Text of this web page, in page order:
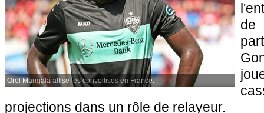
Orel Mangala attise les convoitises en France.
de
projections dans un rôle de relayeur.